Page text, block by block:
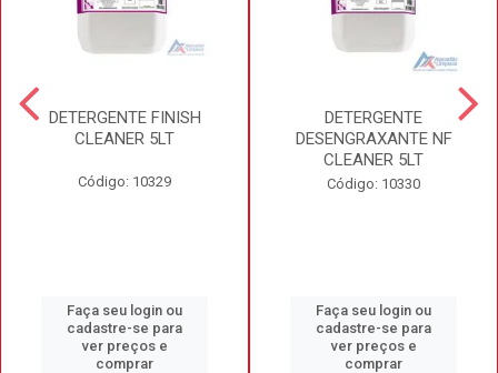
DETERGENTE FINISH
CLEANER 5LT
Código: 10329
Faça seu login ou
cadastre-se para
ver preços e
comprar
DETERGENTE
DESENGRAXANTE NF
CLEANER 5LT
Código: 10330
Faça seu login ou
cadastre-se para
ver preços e
comprar